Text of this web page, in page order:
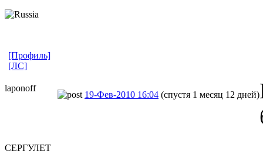
[Профиль]
[ЛС]
laponoff
19-Фев-2010 16:04 (спустя 1 месяц 12 дней)
СЕРГУЛЕТ